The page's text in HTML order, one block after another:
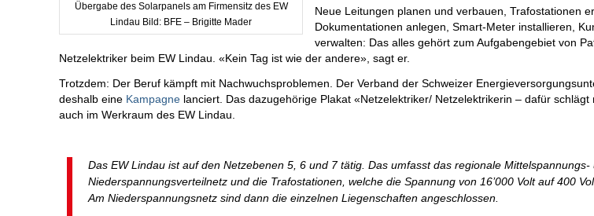
Übergabe des Solarpanels am Firmensitz des EW
Lindau Bild: BFE – Brigitte Mader
Neue Leitungen planen und verbauen, Trafostationen
Dokumentationen anlegen, Smart-Meter installieren,
verwalten: Das alles gehört zum Aufgabengebiet von
Netzelektriker beim EW Lindau. «Kein Tag ist wie der andere», sagt er.
Trotzdem: Der Beruf kämpft mit Nachwuchsproblemen. Der Verband der Schweizer
deshalb eine Kampagne lanciert. Das dazugehörige Plakat «Netzelektriker/ Netzelektrikerin – dafür schlägt
auch im Werkraum des EW Lindau.
Das EW Lindau ist auf den Netzebenen 5, 6 und 7 tätig. Das umfasst das regionale Mittelspannungs-
Niederspannungsverteilnetz und die Trafostationen, welche die Spannung von 16’000 Volt auf 400
Am Niederspannungsnetz sind dann die einzelnen Liegenschaften angeschlossen.